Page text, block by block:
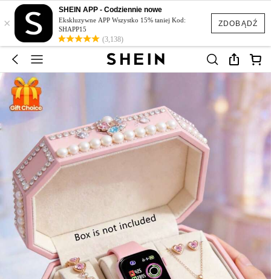
ZDOBĄDŹ
×
SHEIN APP - Codziennie nowe
Ekskluzywne APP Wszystko 15% taniej Kod:
SHAPP15
(3,138)